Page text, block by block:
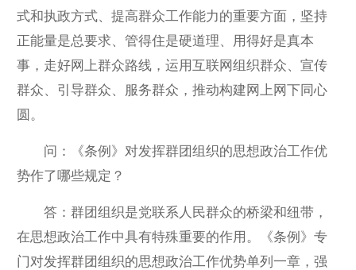
式和执政方式、提高群众工作能力的重要方面，坚持
正能量是总要求、管得住是硬道理、用得好是真本
事，走好网上群众路线，运用互联网组织群众、宣传
群众、引导群众、服务群众，推动构建网上网下同心
圆。
问：《条例》对发挥群团组织的思想政治工作优
势作了哪些规定？
答：群团组织是党联系人民群众的桥梁和纽带，
在思想政治工作中具有特殊重要的作用。《条例》专
门对发挥群团组织的思想政治工作优势单列一章，强